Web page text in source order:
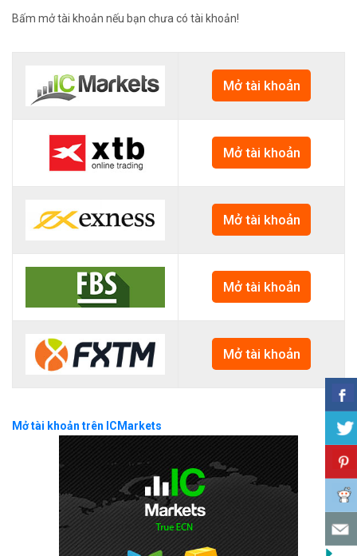
Bấm mở tài khoản nếu bạn chưa có tài khoản!
Mở tài khoản
Mở tài khoản
Mở tài khoản
Mở tài khoản
Mở tài khoản
Mở tài khoản trên ICMarkets